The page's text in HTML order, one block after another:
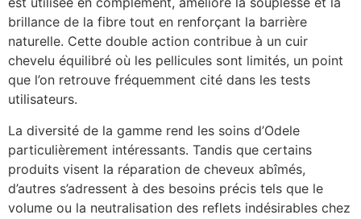
brillance de la fibre tout en renforçant la barrière
naturelle. Cette double action contribue à un cuir
chevelu équilibré où les pellicules sont limités, un point
que l’on retrouve fréquemment cité dans les tests
utilisateurs.
La diversité de la gamme rend les soins d’Odele
particulièrement intéressants. Tandis que certains
produits visent la réparation de cheveux abîmés,
d’autres s’adressent à des besoins précis tels que le
volume ou la neutralisation des reflets indésirables chez